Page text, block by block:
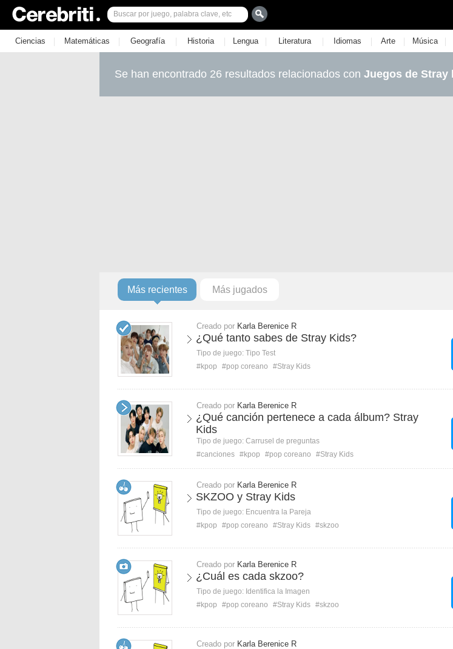
Ciencias | Matemáticas | Geografía | Historia | Lengua | Literatura | Idiomas | Arte | Música |
Se han encontrado 26 resultados relacionados con Juegos de Stray
Más recientes Más jugados
Creado por Karla Berenice R
¿Qué tanto sabes de Stray Kids?
Tipo de juego: Tipo Test
#kpop
#pop coreano #Stray Kids
Creado por Karla Berenice R
¿Qué canción pertenece a cada álbum? Stray
Kids
Tipo de juego: Carrusel de preguntas
#canciones #kpop #pop coreano #Stray Kids
Creado por Karla Berenice R
SKZOO y Stray Kids
Tipo de juego: Encuentra la Pareja
#kpop
#pop coreano #Stray Kids #skzoo
Creado por Karla Berenice R
¿Cuál es cada skzoo?
Tipo de juego: Identifica la Imagen
#kpop
#pop coreano #Stray Kids #skzoo
Creado por Karla Berenice R